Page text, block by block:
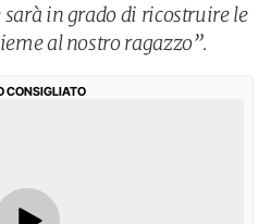
in grado di ricostruire le
al nostro ragazzo”.
CONSIGLIATO